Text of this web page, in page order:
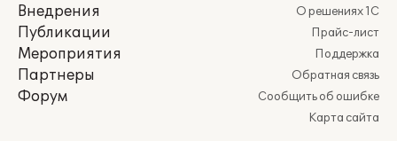
Внедрения
Публикации
Мероприятия
Партнеры
Форум
О решениях 1С
Прайс-лист
Поддержка
Обратная связь
Сообщить об ошибке
Карта сайта